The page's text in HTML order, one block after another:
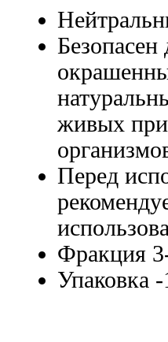
Безопасен
живых
Перед
Фракция
Упаковка